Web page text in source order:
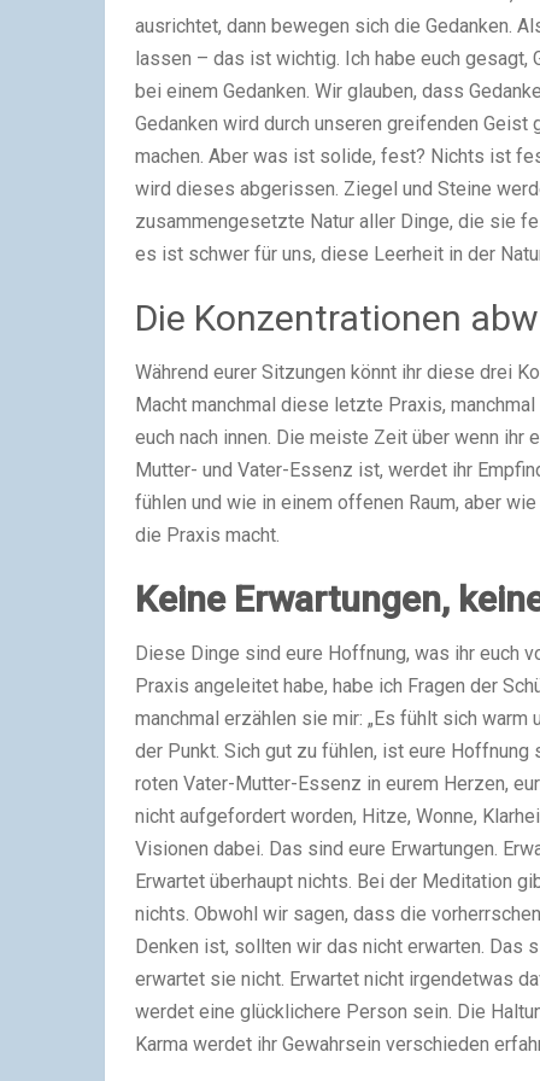
ausrichtet, dann bewegen sich die Gedanken.
lassen – das ist wichtig. Ich habe euch
bei einem Gedanken. Wir glauben, dass
Gedanken wird durch unseren greifenden
machen. Aber was ist solide, fest? Nichts ist
wird dieses abgerissen. Ziegel und Steine
zusammengesetzte Natur aller Dinge, die sie
es ist schwer für uns, diese Leerheit in der
Die Konzentrationen
Während eurer Sitzungen könnt ihr diese drei
Macht manchmal diese letzte Praxis,
euch nach innen. Die meiste Zeit über wenn ihr
Mutter- und Vater-Essenz ist, werdet ihr
fühlen und wie in einem offenen Raum, aber
die Praxis macht.
Keine Erwartungen,
Diese Dinge sind eure Hoffnung, was ihr euch
Praxis angeleitet habe, habe ich Fragen der
manchmal erzählen sie mir: „Es fühlt sich
der Punkt. Sich gut zu fühlen, ist eure
roten Vater-Mutter-Essenz in eurem Herzen,
nicht aufgefordert worden, Hitze, Wonne,
Visionen dabei. Das sind eure Erwartungen.
Erwartet überhaupt nichts. Bei der Meditation
nichts. Obwohl wir sagen, dass die
Denken ist, sollten wir das nicht erwarten. Das
erwartet sie nicht. Erwartet nicht irgendetwas
werdet eine glücklichere Person sein. Die
Karma werdet ihr Gewahrsein verschieden